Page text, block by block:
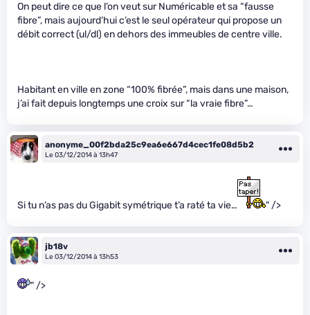
On peut dire ce que l’on veut sur Numéricable et sa “fausse
fibre”, mais aujourd’hui c’est le seul opérateur qui propose un
débit correct (ul/dl) en dehors des immeubles de centre ville.
Habitant en ville en zone “100% fibrée”, mais dans une maison,
j’ai fait depuis longtemps une croix sur “la vraie fibre”…
anonyme_00f2bda25c9ea6e667d4cec1fe08d5b2
Le 03/12/2014 à 13h47
Si tu n’as pas du Gigabit symétrique t’a raté ta vie… " />
jb18v
Le 03/12/2014 à 13h53
" />